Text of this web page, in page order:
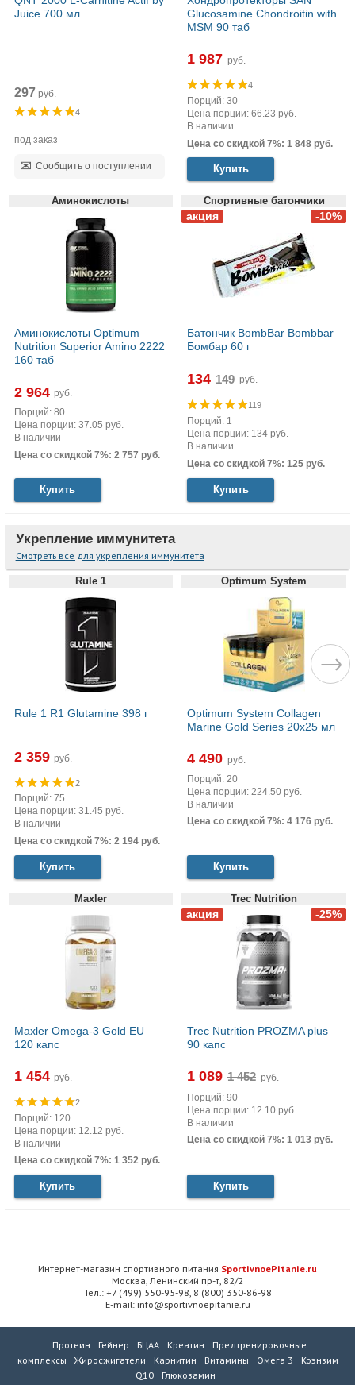
Juice 700 мл
297 руб.
4
под заказ
Сообщить о поступлении
Glucosamine Chondroitin with
MSM 90 таб
1 987 руб.
4
Порций: 30
Цена порции: 66.23 руб.
В наличии
Цена со скидкой 7%: 1 848 руб.
Купить
Аминокислоты
Аминокислоты Optimum
Nutrition Superior Amino 2222
160 таб
2 964 руб.
Порций: 80
Цена порции: 37.05 руб.
В наличии
Цена со скидкой 7%: 2 757 руб.
Купить
Спортивные батончики
Батончик BombBar Bombbar
Бомбар 60 г
134 руб.
119
Порций: 1
Цена порции: 134 руб.
В наличии
Цена со скидкой 7%: 125 руб.
Купить
Укрепление иммунитета
Смотреть все для укрепления иммунитета
Rule 1
Rule 1 R1 Glutamine 398 г
2 359 руб.
2
Порций: 75
Цена порции: 31.45 руб.
В наличии
Цена со скидкой 7%: 2 194 руб.
Купить
Optimum System
Optimum System Collagen
Marine Gold Series 20х25 мл
4 490 руб.
Порций: 20
Цена порции: 224.50 руб.
В наличии
Цена со скидкой 7%: 4 176 руб.
Купить
Maxler
Maxler Omega-3 Gold EU
120 капс
1 454 руб.
2
Порций: 120
Цена порции: 12.12 руб.
В наличии
Цена со скидкой 7%: 1 352 руб.
Купить
Trec Nutrition
Trec Nutrition PROZMA plus
90 капс
1 089
руб.
Порций: 90
Цена порции: 12.10 руб.
В наличии
Цена со скидкой 7%: 1 013 руб.
Купить
Интернет-магазин спортивного питания SportivnoePitanie.ru
Москва, Ленинский пр-т, 82/2
Тел.: +7 (499) 550-95-98, 8 (800) 350-86-98
E-mail: info@sportivnoepitanie.ru
Протеин Гейнер БЦАА Креатин
Предтренировочные
комплексы
Жиросжигатели Карнитин Витамины Омега 3
Коэнзим
Q10
Глюкозамин